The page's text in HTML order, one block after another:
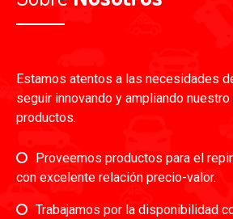
Estamos atentos a las necesidades
seguir innovando y ampliando
productos.
Proveemos productos para el
con excelente relación precio-valor.
Trabajamos por la disponibilidad